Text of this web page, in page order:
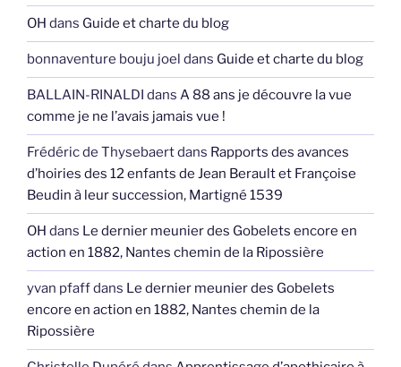
OH dans Guide et charte du blog
bonnaventure bouju joel dans Guide et charte du blog
BALLAIN-RINALDI dans A 88 ans je découvre la vue
comme je ne l’avais jamais vue !
Frédéric de Thysebaertdans Rapports des avances
d’hoiries des 12 enfants de Jean Berault et Françoise
Beudin à leur succession, Martigné 1539
OH dans Le dernier meunier des Gobelets encore en
action en 1882, Nantes chemin de la Ripossière
yvan pfaffdans Le dernier meunier des Gobelets
encore en action en 1882, Nantes chemin de la
Ripossière